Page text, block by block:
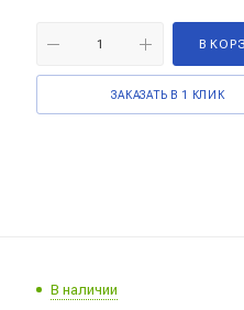
В
ЗАКАЗАТЬ В 1 КЛИК
В наличии